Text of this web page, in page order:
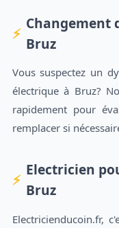
Changement
Bruz
Vous suspectez un
électrique à Bruz?
rapidement pour
remplacer si
Electricien
Bruz
Electricienducoin.fr,